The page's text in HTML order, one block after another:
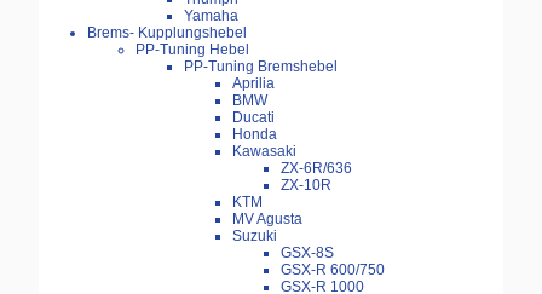
Yamaha
Brems- Kupplungshebel
PP-Tuning Hebel
PP-Tuning Bremshebel
Aprilia
BMW
Ducati
Honda
Kawasaki
ZX-6R/636
ZX-10R
KTM
MV Agusta
Suzuki
GSX-8S
GSX-R 600/750
GSX-R 1000